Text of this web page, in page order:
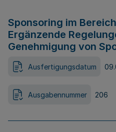
Sponsoring im
Ergänzende
Genehmigung von
Ausfertigungsdatum
Ausgabennummer 206